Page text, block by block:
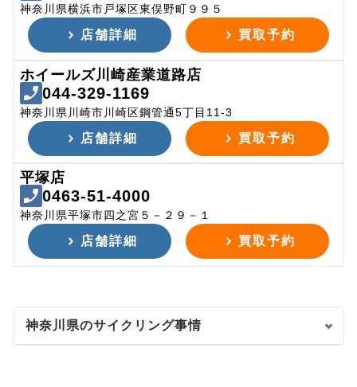
神奈川県横浜市戸塚区東俣野町９９５
店舗詳細 買取予約
ホイールズ川崎産業道路店
044-329-1169
神奈川県川崎市川崎区鋼管通5丁目11-3
店舗詳細 買取予約
平塚店
0463-51-4000
神奈川県平塚市四之宮５－２９－１
店舗詳細 買取予約
神奈川県のサイクリング事情